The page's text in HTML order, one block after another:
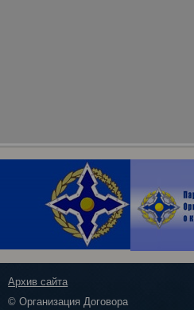
Архив сайта
© Организация Договора